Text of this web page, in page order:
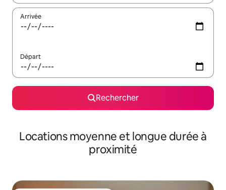
Arrivée
Départ
Rechercher
Locations moyenne et longue durée à
proximité